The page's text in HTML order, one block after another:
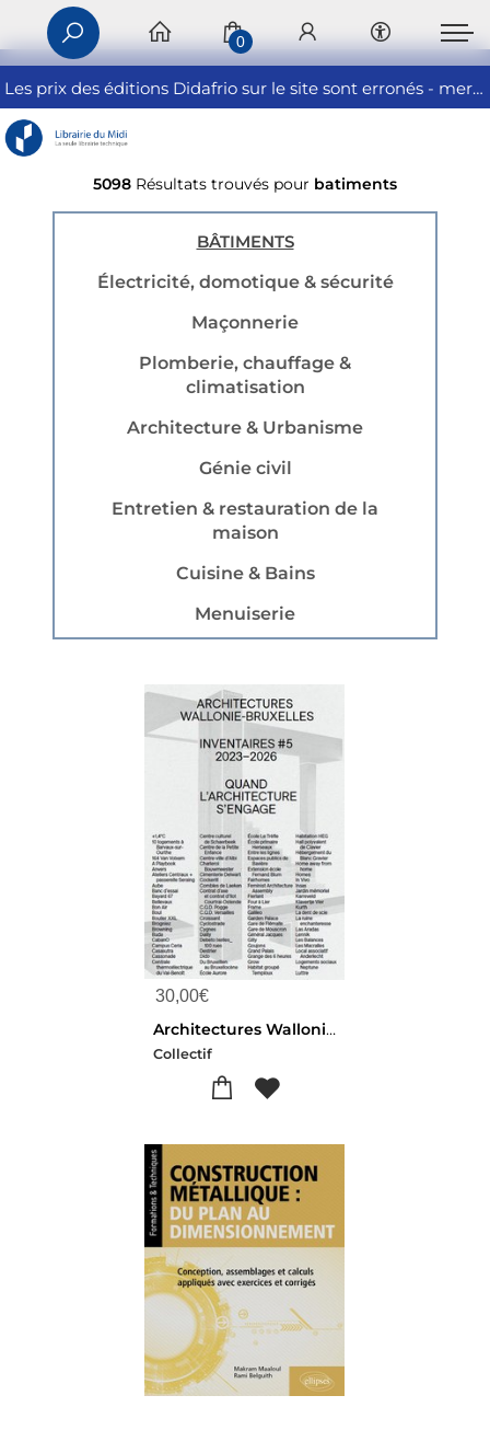
Les prix des éditions Didafrio sur le site sont erronés - merci de nous contacter
0
5098 Résultats trouvés pour batiments
BÂTIMENTS
Électricité, domotique & sécurité
Maçonnerie
Plomberie, chauffage &
climatisation
Architecture & Urbanisme
Génie civil
Entretien & restauration de la
maison
Cuisine & Bains
Menuiserie
30,00€
Architectures Wallonie-bruxelles : Inventaires #5 2023-2026 : Quand L'architecture S'engage
Collectif